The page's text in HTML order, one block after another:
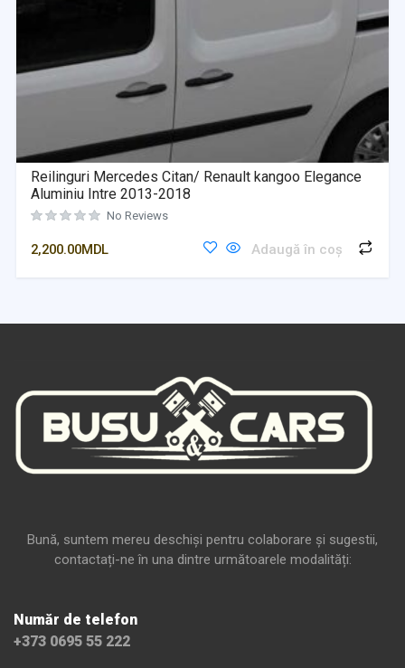
Reilinguri Mercedes Citan/ Renault kangoo Elegance
Aluminiu Intre 2013-2018
No Reviews
2,200.00MDL Adaugă în coș
Bună, suntem mereu deschiși pentru colaborare și sugestii,
contactați-ne în una dintre următoarele modalități:
Număr de telefon
+373 0695 55 222